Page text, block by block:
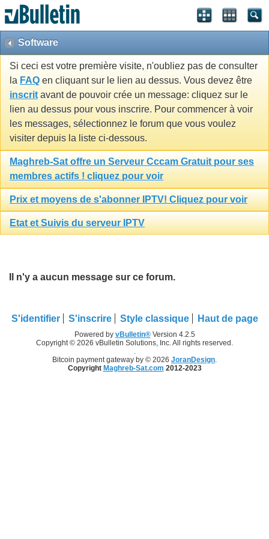
Software
Si ceci est votre première visite, n'oubliez pas de consulter
la FAQ en cliquant sur le lien au dessus. Vous devez être
inscrit avant de pouvoir crée un message: cliquez sur le
lien au dessus pour vous inscrire. Pour commencer à voir
les messages, sélectionnez le forum que vous voulez
visiter depuis la liste ci-dessous.
Maghreb-Sat offre un Serveur Cccam Gratuit pour ses
membres actifs ! cliquez pour voir
Prix et moyens de s'abonner IPTV! Cliquez pour voir
Etat et Suivis du serveur IPTV
Il n'y a aucun message sur ce forum.
S'identifier S'inscrire Style classique Haut de page
Powered by vBulletin®Version 4.2.5
Copyright © 2026 vBulletin Solutions, Inc. All rights reserved.
.
Bitcoin payment gateway by © 2026 JoranDesign.
Copyright Maghreb-Sat.com 2012-2023